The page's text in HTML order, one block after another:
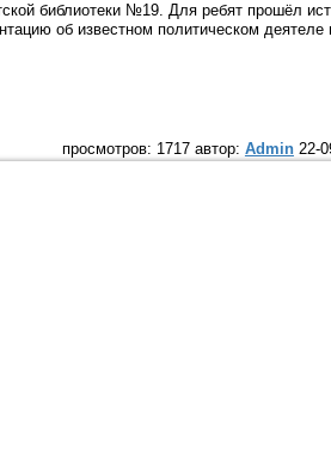
библиотеки №19. Для ребят прошёл
об известном политическом деятеле
просмотров: 1717 автор: Admin22-